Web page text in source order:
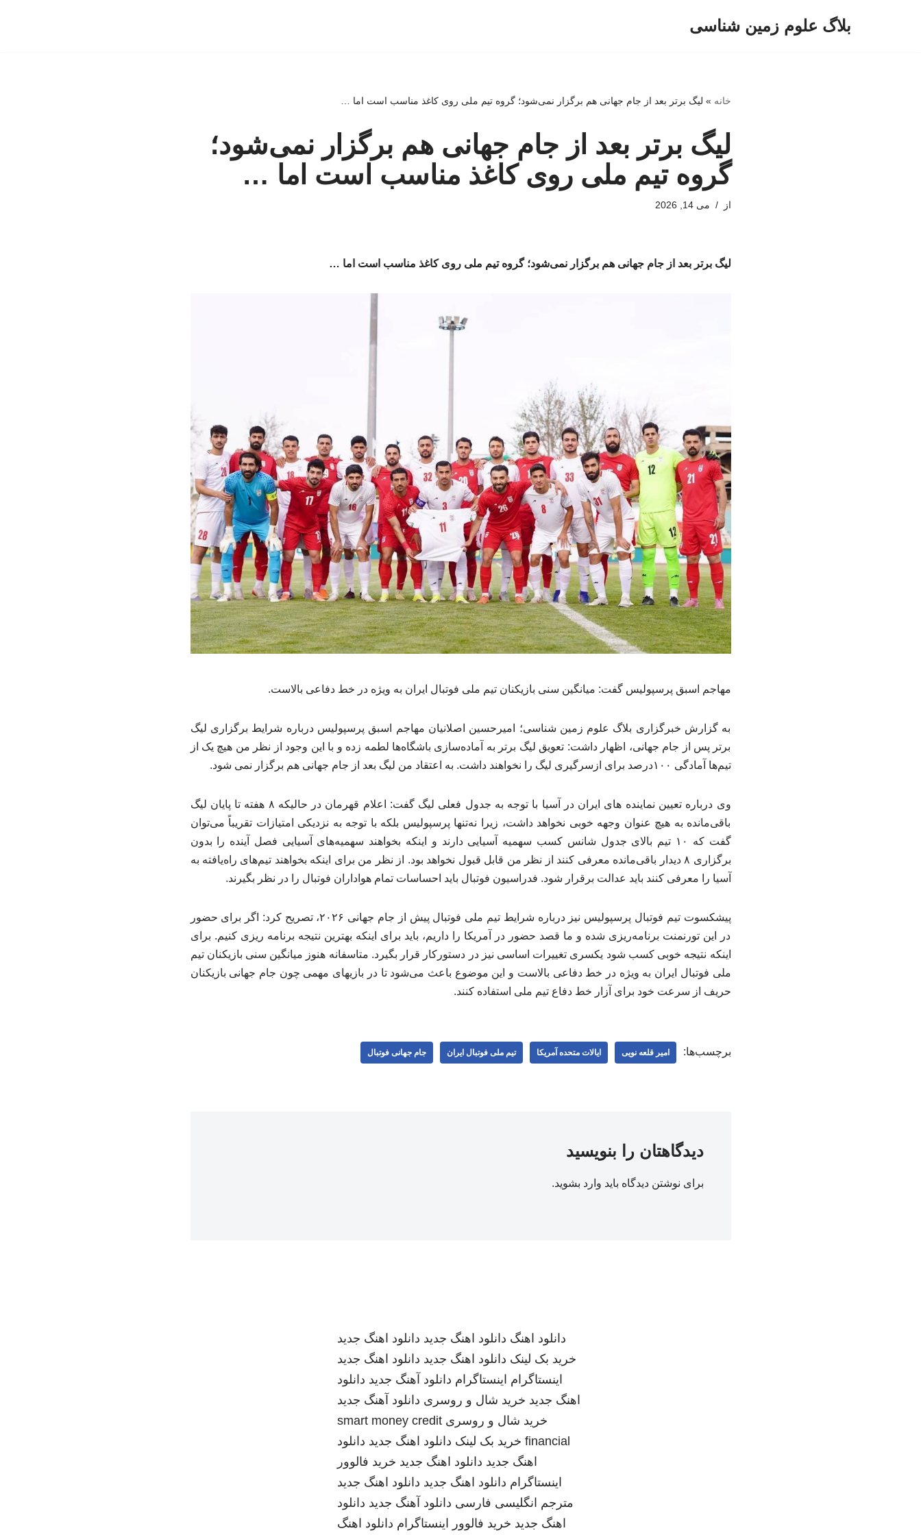
بلاگ علوم زمین شناسی
خانه » لیگ برتر بعد از جام جهانی هم برگزار نمی‌شود؛ گروه تیم ملی روی کاغذ مناسب است اما …
لیگ برتر بعد از جام جهانی هم برگزار نمی‌شود؛
گروه تیم ملی روی کاغذ مناسب است اما …
از می 14, 2026
لیگ برتر بعد از جام جهانی هم برگزار نمی‌شود؛ گروه تیم ملی روی کاغذ مناسب است اما …
مهاجم اسبق پرسپولیس گفت: میانگین سنی بازیکنان تیم ملی فوتبال ایران به ویژه در خط دفاعی بالاست.
به گزارش خبرگزاری بلاگ علوم زمین شناسی؛ امیرحسین اصلانیان مهاجم اسبق پرسپولیس درباره شرایط برگزاری لیگ
برتر پس از جام جهانی، اظهار داشت: تعویق لیگ برتر به آماده‌سازی باشگاه‌ها لطمه زده و با این وجود از نظر من هیچ یک از
تیم‌ها آمادگی ۱۰۰درصد برای ازسرگیری لیگ را نخواهند داشت. به اعتقاد من لیگ بعد از جام جهانی هم برگزار نمی شود.
وی درباره تعیین نماینده های ایران در آسیا با توجه به جدول فعلی لیگ گفت: اعلام قهرمان در حالیکه ۸ هفته تا پایان لیگ
باقی‌مانده به هیچ عنوان وجهه خوبی نخواهد داشت، زیرا نه‌تنها پرسپولیس بلکه با توجه به نزدیکی امتیازات تقریباً می‌توان
گفت که ۱۰ تیم بالای جدول شانس کسب سهمیه آسیایی دارند و اینکه بخواهند سهمیه‌های آسیایی فصل آینده را بدون
برگزاری ۸ دیدار باقی‌مانده معرفی کنند از نظر من قابل قبول نخواهد بود. از نظر من برای اینکه بخواهند تیم‌های راه‌یافته به
آسیا را معرفی کنند باید عدالت برقرار شود. فدراسیون فوتبال باید احساسات تمام هواداران فوتبال را در نظر بگیرند.
پیشکسوت تیم فوتبال پرسپولیس نیز درباره شرایط تیم ملی فوتبال پیش از جام جهانی ۲۰۲۶، تصریح کرد: اگر برای حضور
در این تورنمنت برنامه‌ریزی شده و ما قصد حضور در آمریکا را داریم، باید برای اینکه بهترین نتیجه برنامه ریزی کنیم. برای
اینکه نتیجه خوبی کسب شود یکسری تغییرات اساسی نیز در دستورکار قرار بگیرد. متاسفانه هنوز میانگین سنی بازیکنان تیم
ملی فوتبال ایران به ویژه در خط دفاعی بالاست و این موضوع باعث می‌شود تا در بازیهای مهمی چون جام جهانی بازیکنان
حریف از سرعت خود برای آزار خط دفاع تیم ملی استفاده کنند.
برچسب‌ها: امیر قلعه نویی ایالات متحده آمریکا تیم ملی فوتبال ایران جام جهانی فوتبال
دیدگاهتان را بنویسید
برای نوشتن دیدگاه باید وارد بشوید.
دانلود اهنگ دانلود اهنگ جدید دانلود اهنگ جدید
خرید بک لینک دانلود اهنگ جدید دانلود اهنگ جدید
اینستاگرام اینستاگرام دانلود آهنگ جدید دانلود
اهنگ جدید خرید شال و روسری دانلود آهنگ جدید
خرید شال و روسری smart money credit
financial خرید بک لینک دانلود اهنگ جدید دانلود
اهنگ جدید دانلود اهنگ جدید خرید فالوور
اینستاگرام دانلود اهنگ جدید دانلود اهنگ جدید
مترجم انگلیسی فارسی دانلود آهنگ جدید دانلود
اهنگ جدید خرید فالوور اینستاگرام دانلود اهنگ